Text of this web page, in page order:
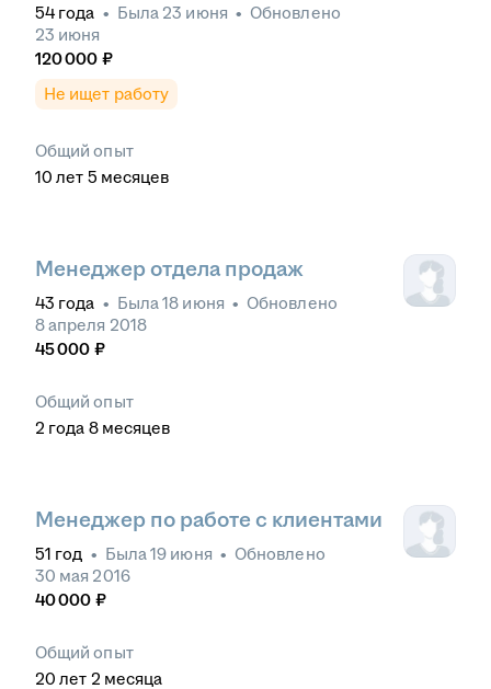
54 года • Была 23 июня • Обновлено
23 июня
120 000 ₽
Не ищет работу
Общий опыт
10 лет 5 месяцев
Менеджер отдела продаж
43 года • Была18 июня • Обновлено
8 апреля 2018
45 000 ₽
Общий опыт
2 года 8 месяцев
Менеджер по работе с клиентами
51 год • Была19 июня • Обновлено
30 мая 2016
40 000 ₽
Общий опыт
20 лет 2 месяца